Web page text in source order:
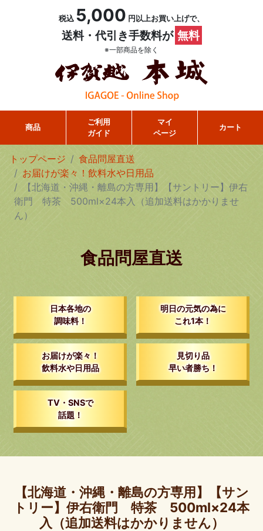
税込 5,000 円以上お買い上げで、
送料・代引き手数料が 無料
※一部商品を除く
商品
ご利用
ガイド
マイ
ページ
カート
トップページ
食品問屋直送
お届けが楽々！飲料水や日用品
【北海道・沖縄・離島の方専用】【サントリー】伊右
衛門 特茶 500ml×24本入（追加送料はかかりませ
ん）
食品問屋直送
日本各地の
調味料！
明日の元気の為に
これ1本！
お届けが楽々！
飲料水や日用品
見切り品
早い者勝ち！
TV・SNSで
話題！
【北海道・沖縄・離島の方専用】【サン
トリー】伊右衛門 特茶 500ml×24本
入（追加送料はかかりません）